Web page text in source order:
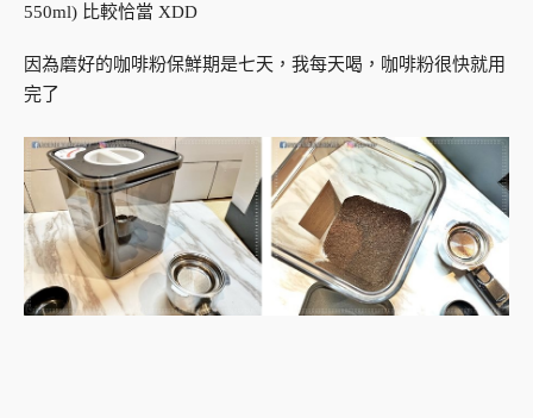
550ml) 比較恰當 XDD
因為磨好的咖啡粉保鮮期是七天，我每天喝，咖啡粉很快就用
完了